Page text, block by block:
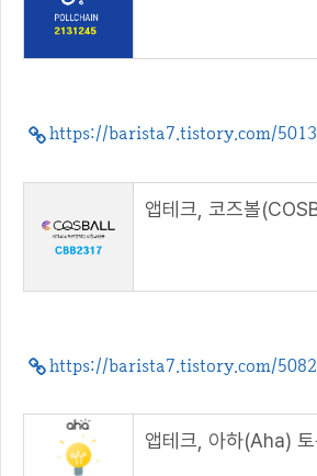
https://barista7.tistory.com/5013
https://barista7.tistory.com/5082